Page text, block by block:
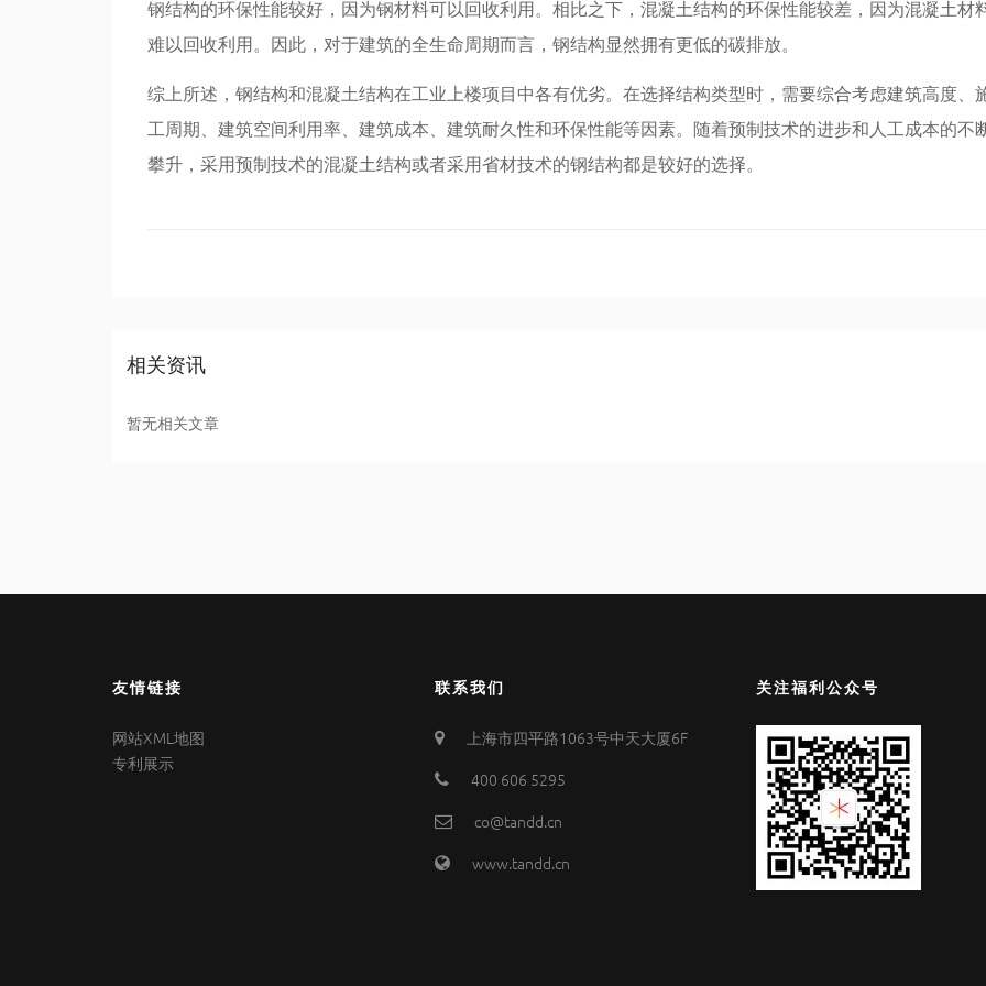
钢结构的环保性能较好，因为钢材料可以回收利用。相比之下，混凝土结构的环保性能较差，因为混凝土材
难以回收利用。因此，对于建筑的全生命周期而言，钢结构显然拥有更低的碳排放。
综上所述，钢结构和混凝土结构在工业上楼项目中各有优劣。在选择结构类型时，需要综合考虑建筑高度、
工周期、建筑空间利用率、建筑成本、建筑耐久性和环保性能等因素。随着预制技术的进步和人工成本的不
攀升，采用预制技术的混凝土结构或者采用省材技术的钢结构都是较好的选择。
相关资讯
暂无相关文章
友情链接
网站XML地图
专利展示
联系我们
上海市四平路1063号中天大厦6F
400 606 5295
co@tandd.cn
www.tandd.cn
关注福利公众号